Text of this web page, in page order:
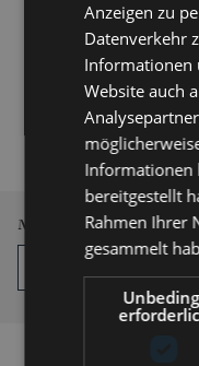
Menge
Auf die
Anzeigen zu
Datenverkehr
Informationen
Website auch
Informationen
bereitgestellt
Rahmen Ihrer
gesammelt